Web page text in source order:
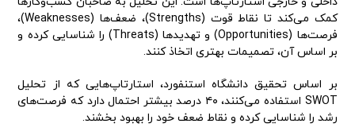
کمک می‌کند تا نقاط قوت (Strengths)، ضعف‌ها (Weaknesses)،
فرصت‌ها (Opportunities) و تهدیدها (Threats) را شناسایی کرده و
بر اساس آن، تصمیمات بهتری اتخاذ کنند.
بر اساس تحقیق دانشگاه استنفورد، استارتاپ‌هایی که از تحلیل
SWOT استفاده می‌کنند، ۴۰ درصد بیشتر احتمال دارد که فرصت‌های
رشد را شناسایی کرده و نقاط ضعف خود را بهبود بخشند.